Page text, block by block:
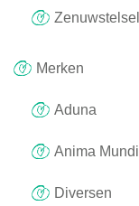
Zenuwstelsel
Merken
Aduna
Anima Mundi
Diversen